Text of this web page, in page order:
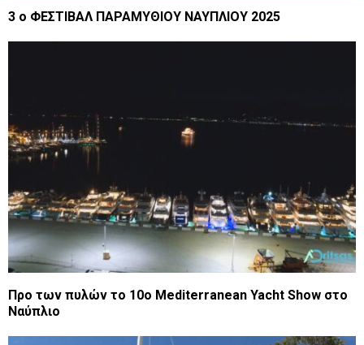
3 ο ΦΕΣΤΙΒΑΛ ΠΑΡΑΜΥΘΙΟΥ ΝΑΥΠΛΙΟΥ 2025
Προ των πυλών το 10ο Mediterranean Yacht Show στο
Ναύπλιο